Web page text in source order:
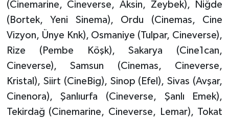
(Cinemarine, Cineverse, Aksin, Zeybek), Niğde
(Bortek, Yeni Sinema), Ordu (Cinemas, Cine
Vizyon, Ünye Knk), Osmaniye (Tulpar, Cineverse),
Rize (Pembe Köşk), Sakarya (Cine1can,
Cineverse), Samsun (Cinemas, Cineverse,
Kristal), Siirt (CineBig), Sinop (Efel), Sivas (Avşar,
Cinenora), Şanlıurfa (Cineverse, Şanlı Emek),
Tekirdağ (Cinemarine, Cineverse, Lemar), Tokat